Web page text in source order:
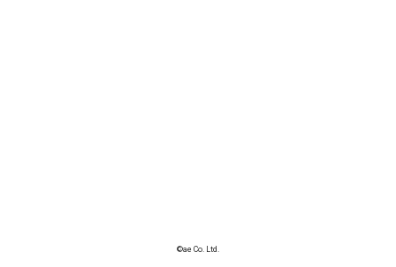
©ae Co. Ltd.